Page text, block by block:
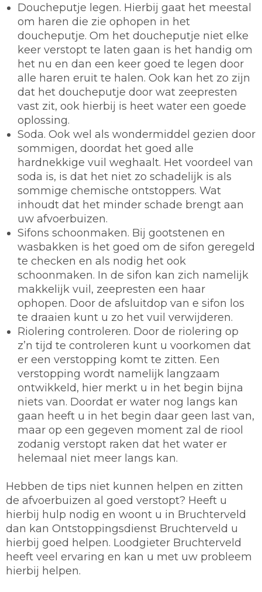
Doucheputje legen. Hierbij gaat het meestal
om haren die zie ophopen in het
doucheputje. Om het doucheputje niet elke
keer verstopt te laten gaan is het handig om
het nu en dan een keer goed te legen door
alle haren eruit te halen. Ook kan het zo zijn
dat het doucheputje door wat zeepresten
vast zit, ook hierbij is heet water een goede
oplossing.
Soda. Ook wel als wondermiddel gezien door
sommigen, doordat het goed alle
hardnekkige vuil weghaalt. Het voordeel van
soda is, is dat het niet zo schadelijk is als
sommige chemische ontstoppers. Wat
inhoudt dat het minder schade brengt aan
uw afvoerbuizen.
Sifons schoonmaken. Bij gootstenen en
wasbakken is het goed om de sifon geregeld
te checken en als nodig het ook
schoonmaken. In de sifon kan zich namelijk
makkelijk vuil, zeepresten een haar
ophopen. Door de afsluitdop van e sifon los
te draaien kunt u zo het vuil verwijderen.
Riolering controleren. Door de riolering op
z’n tijd te controleren kunt u voorkomen dat
er een verstopping komt te zitten. Een
verstopping wordt namelijk langzaam
ontwikkeld, hier merkt u in het begin bijna
niets van. Doordat er water nog langs kan
gaan heeft u in het begin daar geen last van,
maar op een gegeven moment zal de riool
zodanig verstopt raken dat het water er
helemaal niet meer langs kan.
Hebben de tips niet kunnen helpen en zitten
de afvoerbuizen al goed verstopt? Heeft u
hierbij hulp nodig en woont u in Bruchterveld
dan kan Ontstoppingsdienst Bruchterveld u
hierbij goed helpen. Loodgieter Bruchterveld
heeft veel ervaring en kan u met uw probleem
hierbij helpen.